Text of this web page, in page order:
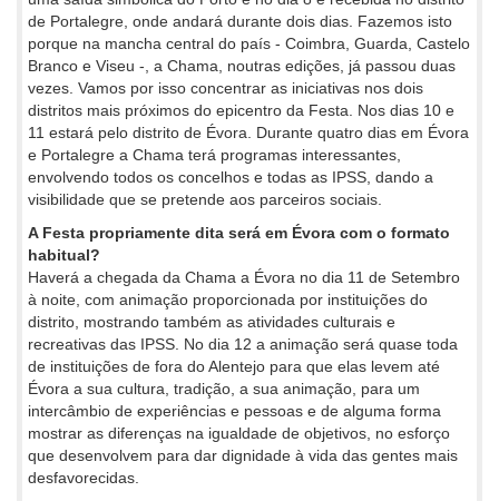
de Portalegre, onde andará durante dois dias. Fazemos isto
porque na mancha central do país - Coimbra, Guarda, Castelo
Branco e Viseu -, a Chama, noutras edições, já passou duas
vezes. Vamos por isso concentrar as iniciativas nos dois
distritos mais próximos do epicentro da Festa. Nos dias 10 e
11 estará pelo distrito de Évora. Durante quatro dias em Évora
e Portalegre a Chama terá programas interessantes,
envolvendo todos os concelhos e todas as IPSS, dando a
visibilidade que se pretende aos parceiros sociais.
A Festa propriamente dita será em Évora com o formato
habitual?
Haverá a chegada da Chama a Évora no dia 11 de Setembro
à noite, com animação proporcionada por instituições do
distrito, mostrando também as atividades culturais e
recreativas das IPSS. No dia 12 a animação será quase toda
de instituições de fora do Alentejo para que elas levem até
Évora a sua cultura, tradição, a sua animação, para um
intercâmbio de experiências e pessoas e de alguma forma
mostrar as diferenças na igualdade de objetivos, no esforço
que desenvolvem para dar dignidade à vida das gentes mais
desfavorecidas.